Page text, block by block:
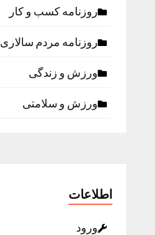
روزنامه كسب و كار
روزنامه مردم سالاری
ورزش و زندگی
ورزش و سلامتی
اطلاعات
ورود